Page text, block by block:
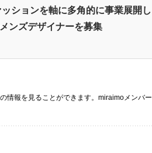
ションを軸に多角的に事業展開し
ンズデザイナーを募集
情報を見ることができます。miraimoメンバー